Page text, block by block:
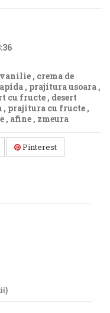
vanilie , crema de
, prajitura usoara ,
cu fructe , desert
, prajitura cu fructe ,
, afine , zmeura
Pinterest